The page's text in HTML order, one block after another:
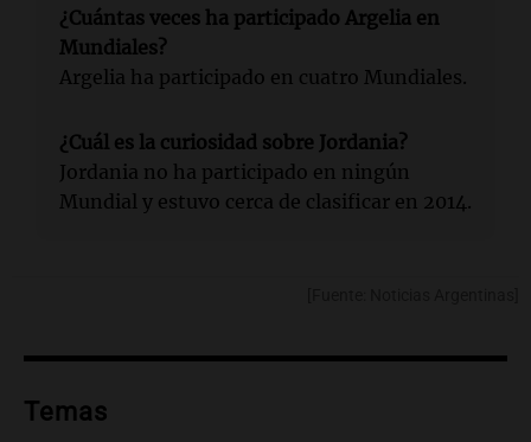
¿Cuántas veces ha participado Argelia en
Mundiales?
Argelia ha participado en cuatro Mundiales.
¿Cuál es la curiosidad sobre Jordania?
Jordania no ha participado en ningún
Mundial y estuvo cerca de clasificar en 2014.
Temas